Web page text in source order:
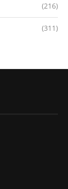
(216)
(311)